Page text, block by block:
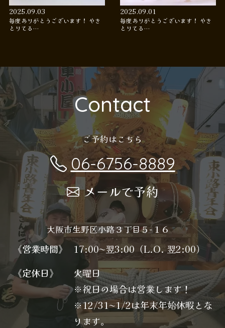
2025.09.03
毎度ありがとうございます！ やき
とりてる…
2025.09.01
毎度ありがとうございます！ やき
とりてる…
Contact
ご予約はこちら
06-6756-8889
メールで予約
大阪市生野区小路３丁目５−１６
《営業時間》
17:00〜翌3:00（L.O. 翌2:00）
《定休日》
火曜日
※祝日の場合は営業します！
※12/31〜1/2は年末年始休暇とな
ります。